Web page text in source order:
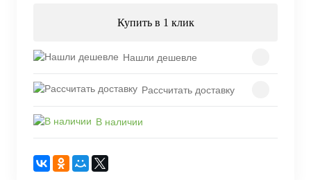
Купить в 1 клик
Нашли дешевле
Рассчитать доставку
В наличии